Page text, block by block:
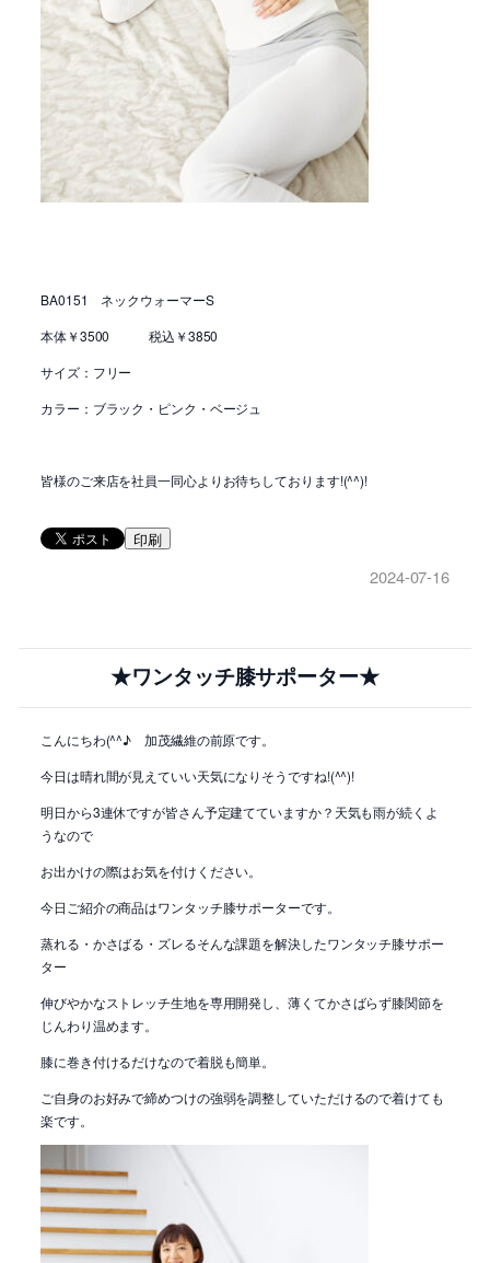
BA0151 ネックウォーマーS
本体￥3500 税込￥3850
サイズ：フリー
カラー：ブラック・ピンク・ベージュ
皆様のご来店を社員一同心よりお待ちしております!(^^)!
印刷
2024-07-16
★ワンタッチ膝サポーター★
こんにちわ(^^♪ 加茂繊維の前原です。
今日は晴れ間が見えていい天気になりそうですね!(^^)!
明日から3連休ですが皆さん予定建てていますか？天気も雨が続くよ
うなので
お出かけの際はお気を付けください。
今日ご紹介の商品はワンタッチ膝サポーターです。
蒸れる・かさばる・ズレるそんな課題を解決したワンタッチ膝サポー
ター
伸びやかなストレッチ生地を専用開発し、薄くてかさばらず膝関節を
じんわり温めます。
膝に巻き付けるだけなので着脱も簡単。
ご自身のお好みで締めつけの強弱を調整していただけるので着けても
楽です。